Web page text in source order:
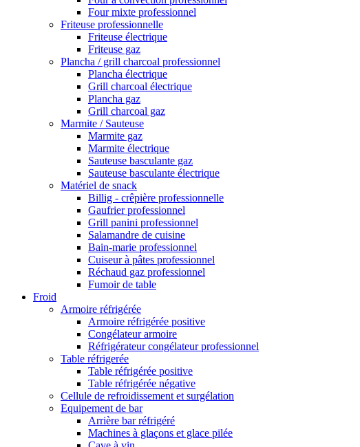
Four mixte professionnel
Friteuse professionnelle
Friteuse électrique
Friteuse gaz
Plancha / grill charcoal professionnel
Plancha électrique
Grill charcoal électrique
Plancha gaz
Grill charcoal gaz
Marmite / Sauteuse
Marmite gaz
Marmite électrique
Sauteuse basculante gaz
Sauteuse basculante électrique
Matériel de snack
Billig - crêpière professionnelle
Gaufrier professionnel
Grill panini professionnel
Salamandre de cuisine
Bain-marie professionnel
Cuiseur à pâtes professionnel
Réchaud gaz professionnel
Fumoir de table
Froid
Armoire réfrigérée
Armoire réfrigérée positive
Congélateur armoire
Réfrigérateur congélateur professionnel
Table réfrigerée
Table réfrigérée positive
Table réfrigérée négative
Cellule de refroidissement et surgélation
Equipement de bar
Arrière bar réfrigéré
Machines à glaçons et glace pilée